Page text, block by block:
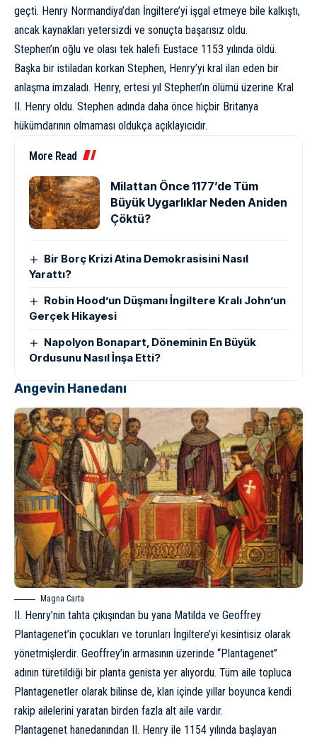
geçti. Henry Normandiya’dan İngiltere’yi işgal etmeye bile kalkıştı,
ancak kaynakları yetersizdi ve sonuçta başarısız oldu.
Stephen’ın oğlu ve olası tek halefi Eustace 1153 yılında öldü.
Başka bir istiladan korkan Stephen, Henry’yi kral ilan eden bir
anlaşma imzaladı. Henry, ertesi yıl Stephen’ın ölümü üzerine Kral
II. Henry oldu. Stephen adında daha önce hiçbir Britanya
hükümdarının olmaması oldukça açıklayıcıdır.
More Read
Milattan Önce 1177’de Tüm
Büyük Uygarlıklar Neden Aniden
Çöktü?
Bir Borç Krizi Atina Demokrasisini Nasıl
Yarattı?
Robin Hood’un Düşmanı İngiltere Kralı John’un
Gerçek Hikayesi
Napolyon Bonapart, Döneminin En Büyük
Ordusunu Nasıl İnşa Etti?
Angevin Hanedanı
Magna Carta
II. Henry’nin tahta çıkışından bu yana Matilda ve Geoffrey
Plantagenet’in çocukları ve torunları İngiltere’yi kesintisiz olarak
yönetmişlerdir. Geoffrey’in armasının üzerinde “Plantagenet”
adının türetildiği bir planta genista yer alıyordu. Tüm aile topluca
Plantagenetler olarak bilinse de, klan içinde yıllar boyunca kendi
rakip ailelerini yaratan birden fazla alt aile vardır.
Plantagenet hanedanından II. Henry ile 1154 yılında başlayan